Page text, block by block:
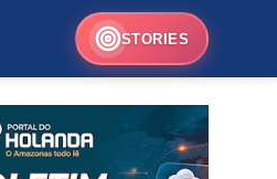
STORIES